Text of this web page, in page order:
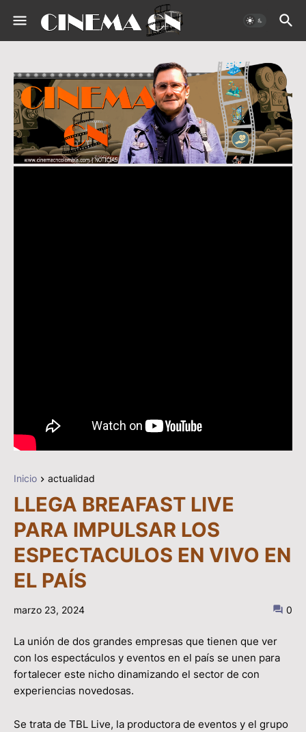
Inicio actualidad
LLEGA BREAFAST LIVE
PARA IMPULSAR LOS
ESPECTACULOS EN VIVO EN
EL PAÍS
marzo 23, 2024 0
La unión de dos grandes empresas que tienen que ver
con los espectáculos y eventos en el país se unen para
fortalecer este nicho dinamizando el sector de con
experiencias novedosas.
Se trata de TBL Live, la productora de eventos y el grupo